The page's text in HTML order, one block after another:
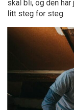
skal bli, og den
litt steg for steg.